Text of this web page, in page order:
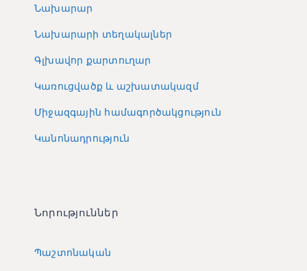
Նախարար
Նախարարի տեղակալներ
Գլխավոր քարտուղար
Կառուցվածք և աշխատակազմ
Միջազգային համագործակցություն
Կանոնադրություն
Նորություններ
Պաշտոնական